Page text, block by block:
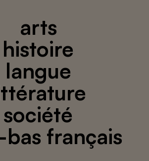
arts
histoire
langue
société
bas français